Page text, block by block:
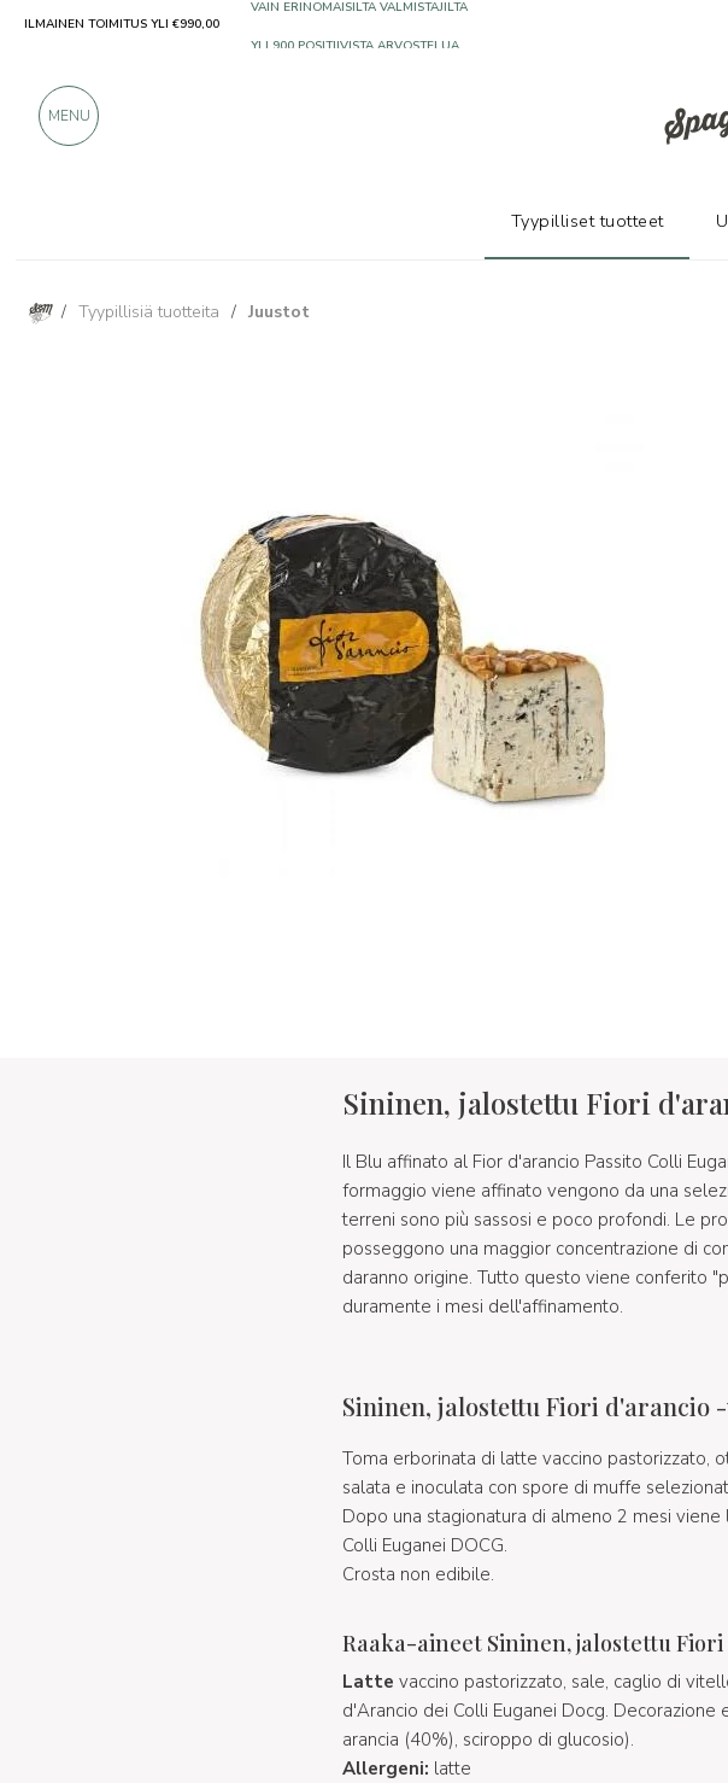
/ Tyypillisiä tuotteita / Juustot
Sininen, jalostettu Fiori
Il Blu affinato al Fior d'arancio Passito Colli
formaggio viene affinato vengono da una
terreni sono più sassosi e poco profondi. Le
posseggono una maggior concentrazione di
daranno origine. Tutto questo viene conferito
duramente i mesi dell'affinamento.
Sininen, jalostettu Fiori d'arancio
Toma erborinata di latte vaccino pastorizzato,
salata e inoculata con spore di muffe
Dopo una stagionatura di almeno 2 mesi
Colli Euganei DOCG.
Crosta non edibile.
Raaka-aineet Sininen, jalostettu
Latte vaccino pastorizzato, sale, caglio di
d'Arancio dei Colli Euganei Docg.
arancia (40%), sciroppo di glucosio).
Allergeni: latte
ILMAINEN TOIMITUS YLI €990,00
MENU
Tyypilliset tuotteet